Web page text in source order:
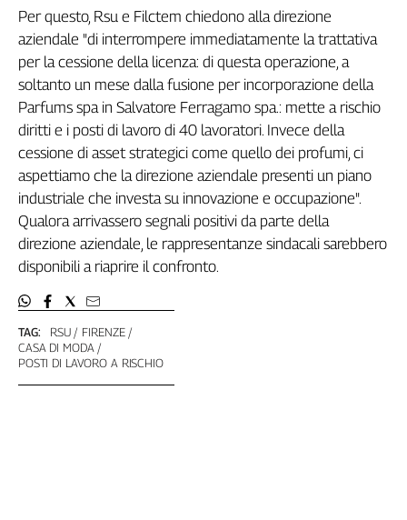
Collettiva
Talk
settimana
Collettiva
Girasoli
Il
Sassolino
Linea
Economica
Tech
It
Easy
Inserti
Idea
Diffusa
TAG: RSU
FIRENZE
CASA DI MODA
POSTI DI LAVORO A RISCHIO
Per questo, Rsu e Filctem chiedono alla direzione
aziendale "di interrompere immediatamente la trattativa
per la cessione della licenza: di questa operazione, a
soltanto un mese dalla fusione per incorporazione della
Parfums spa in Salvatore Ferragamo spa.: mette a rischio
diritti e i posti di lavoro di 40 lavoratori. Invece della
cessione di asset strategici come quello dei profumi, ci
aspettiamo che la direzione aziendale presenti un piano
industriale che investa su innovazione e occupazione".
Qualora arrivassero segnali positivi da parte della
direzione aziendale, le rappresentanze sindacali sarebbero
disponibili a riaprire il confronto.